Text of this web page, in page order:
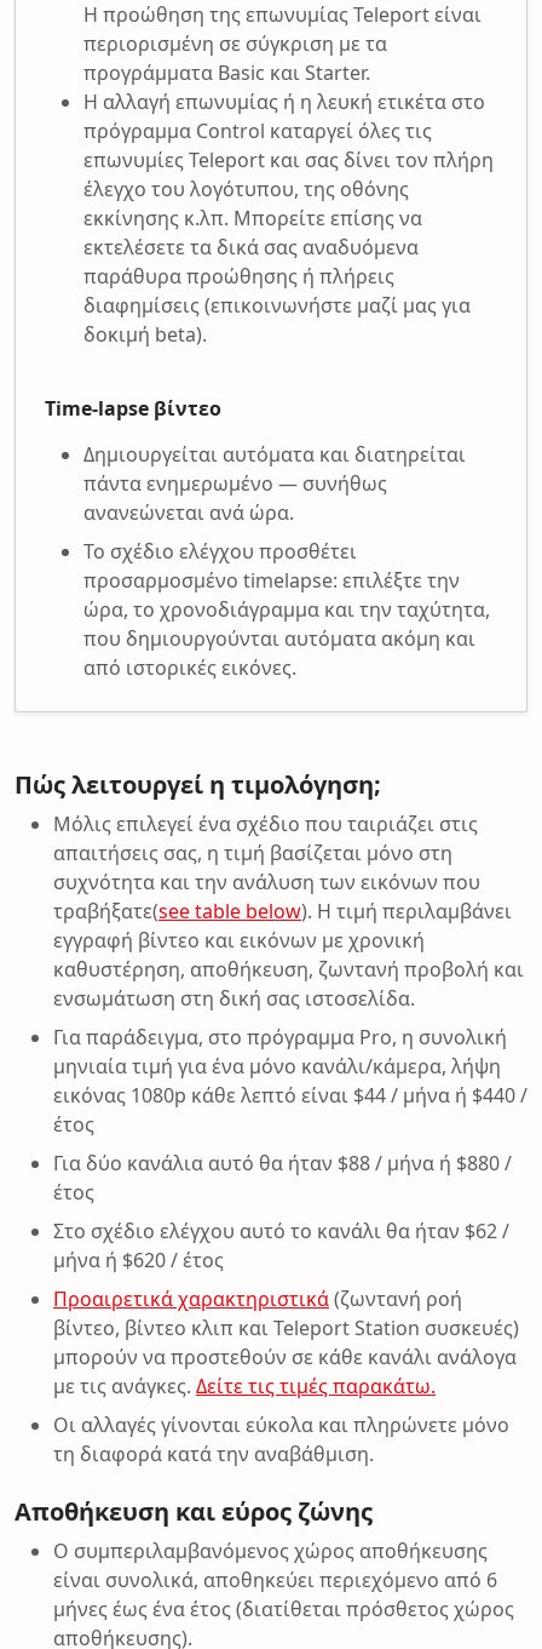
Η προώθηση της επωνυμίας Teleport είναι
περιορισμένη σε σύγκριση με τα
προγράμματα Basic και Starter.
Η αλλαγή επωνυμίας ή η λευκή ετικέτα στο
πρόγραμμα Control καταργεί όλες τις
επωνυμίες Teleport και σας δίνει τον πλήρη
έλεγχο του λογότυπου, της οθόνης
εκκίνησης κ.λπ. Μπορείτε επίσης να
εκτελέσετε τα δικά σας αναδυόμενα
παράθυρα προώθησης ή πλήρεις
διαφημίσεις (επικοινωνήστε μαζί μας για
δοκιμή beta).
Time-lapse βίντεο
Δημιουργείται αυτόματα και διατηρείται
πάντα ενημερωμένο — συνήθως
ανανεώνεται ανά ώρα.
Το σχέδιο ελέγχου προσθέτει
προσαρμοσμένο timelapse: επιλέξτε την
ώρα, το χρονοδιάγραμμα και την ταχύτητα,
που δημιουργούνται αυτόματα ακόμη και
από ιστορικές εικόνες.
Πώς λειτουργεί η τιμολόγηση;
Μόλις επιλεγεί ένα σχέδιο που ταιριάζει στις
απαιτήσεις σας, η τιμή βασίζεται μόνο στη
συχνότητα και την ανάλυση των εικόνων που
τραβήξατε(see table below). Η τιμή περιλαμβάνει
εγγραφή βίντεο και εικόνων με χρονική
καθυστέρηση, αποθήκευση, ζωντανή προβολή και
ενσωμάτωση στη δική σας ιστοσελίδα.
Για παράδειγμα, στο πρόγραμμα Pro, η συνολική
μηνιαία τιμή για ένα μόνο κανάλι/κάμερα, λήψη
εικόνας 1080p κάθε λεπτό είναι $44 / μήνα ή $440 /
έτος
Για δύο κανάλια αυτό θα ήταν $88 / μήνα ή $880 /
έτος
Στο σχέδιο ελέγχου αυτό το κανάλι θα ήταν $62 /
μήνα ή $620 / έτος
Προαιρετικά χαρακτηριστικά(ζωντανή ροή
βίντεο, βίντεο κλιπ και Teleport Station συσκευές)
μπορούν να προστεθούν σε κάθε κανάλι ανάλογα
με τις ανάγκες. Δείτε τις τιμές παρακάτω.
Οι αλλαγές γίνονται εύκολα και πληρώνετε μόνο
τη διαφορά κατά την αναβάθμιση.
Αποθήκευση και εύρος ζώνης
Ο συμπεριλαμβανόμενος χώρος αποθήκευσης
είναι συνολικά, αποθηκεύει περιεχόμενο από 6
μήνες έως ένα έτος (διατίθεται πρόσθετος χώρος
αποθήκευσης).